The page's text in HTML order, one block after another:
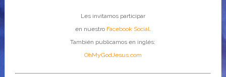
Les invitamos participar
en nuestro Facebook Social
También publicamos en inglés:
OhMyGodJesus.com